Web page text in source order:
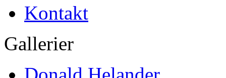
Kontakt
Gallerier